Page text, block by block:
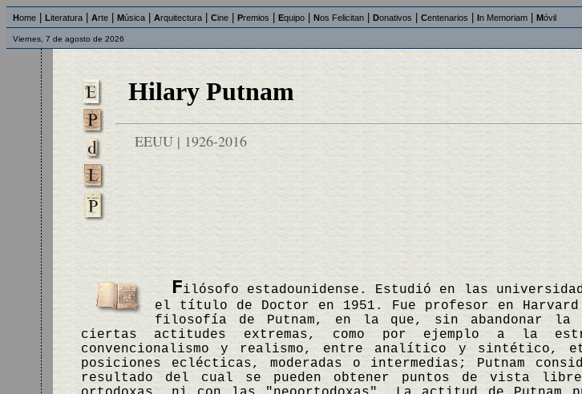
Home Literatura Arte Música Arquitectura Cine Premios Equipo Nos Felicitan Donativos Centenarios In Memoriam Móvil
Viernes, 7 de agosto de 2026
Hilary Putnam
EEUU | 1926-2016
Filósofo estadounidense. Estudió en las
el título de Doctor en 1951. Fue profesor en
filosofía de Putnam, en la que, sin abandonar la
ciertas actitudes extremas, como por ejemplo a la
convencionalismo y realismo, entre analítico y sintético,
posiciones eclécticas, moderadas o intermedias; Putnam
resultado del cual se pueden obtener puntos de vista